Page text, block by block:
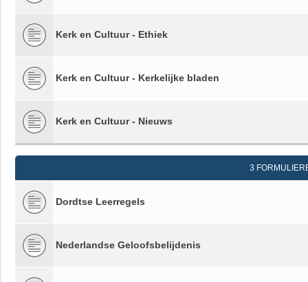
Kerk en Cultuur - Ethiek
Kerk en Cultuur - Kerkelijke bladen
Kerk en Cultuur - Nieuws
3
Dordtse Leerregels
Nederlandse Geloofsbelijdenis